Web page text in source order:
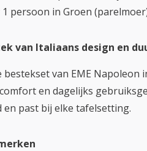
persoon in Groen
van Italiaans design en
bestekset van EME
en dagelijks
en past bij elke tafelsetting.